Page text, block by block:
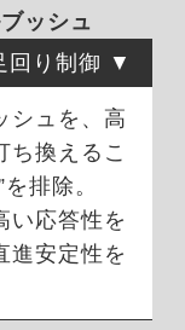
ッシュ
回り制御
シュを、高
ち換えるこ
排除。
い応答性を
進安定性を